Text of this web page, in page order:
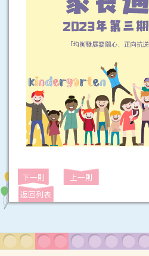
下一則
上一則
返回列表